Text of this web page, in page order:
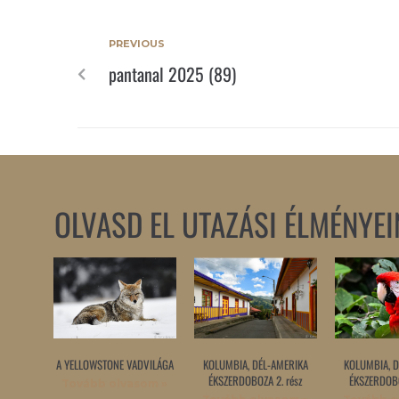
PREVIOUS
pantanal 2025 (89)
OLVASD EL UTAZÁSI
A YELLOWSTONE VADVILÁGA
KOLUMBIA, DÉL-AMERIKA
ÉKSZERDOBOZA 2. rész
KOLUMBIA,